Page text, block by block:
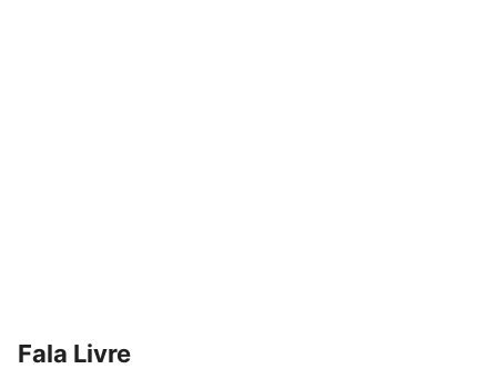
Fala Livre